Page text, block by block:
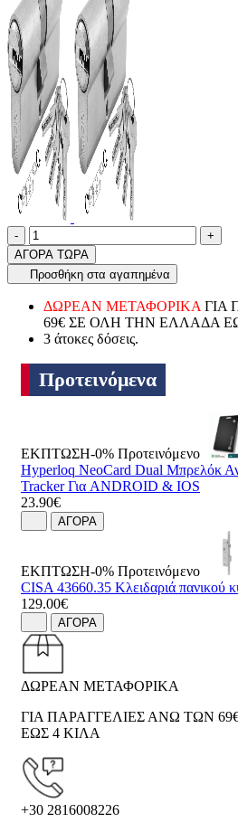
Ποσότητα
-product.increase.quantity +
ΑΓΟΡΑ ΤΩΡΑ
Προσθήκη στα αγαπημένα
ΔΩΡΕΑΝ ΜΕΤΑΦΟΡΙΚΑ ΓΙΑ
69€ ΣΕ ΟΛΗ ΤΗΝ ΕΛΛΑΔΑ
3 άτοκες δόσεις.
Προτεινόμενα
ΕΚΠΤΩΣΗ-0% Προτεινόμενο
Hyperloq NeoCard Dual Μπρελόκ
Tracker Για ANDROID & IOS
23.90€
ΑΓΟΡΑ
ΕΚΠΤΩΣΗ-0% Προτεινόμενο
CISA 43660.35 Κλειδαριά πανικού
129.00€
ΑΓΟΡΑ
ΔΩΡΕΑΝ ΜΕΤΑΦΟΡΙΚΑ
ΓΙΑ ΠΑΡΑΓΓΕΛΙΕΣ ΑΝΩ ΤΩΝ
ΕΩΣ 4 ΚΙΛΑ
+30 2816008226